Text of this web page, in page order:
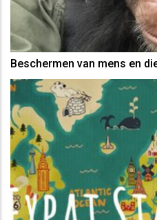
Beschermen van mens en